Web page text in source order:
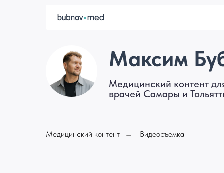
Максим
Медицинский контент
врачей Самары и
Медицинский контент → Видеосъемка